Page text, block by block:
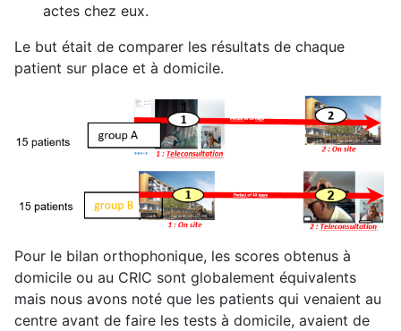
actes chez eux.
Le but était de comparer les résultats de chaque
patient sur place et à domicile.
Pour le bilan orthophonique, les scores obtenus à
domicile ou au CRIC sont globalement équivalents
mais nous avons noté que les patients qui venaient au
centre avant de faire les tests à domicile, avaient de